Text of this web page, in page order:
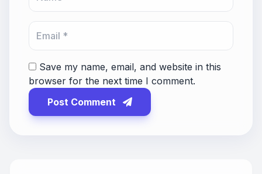
Save my name, email, and website in this
browser for the next time I comment.
Post Comment